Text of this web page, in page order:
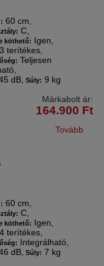
60 cm,
C,
köthető: Igen,
terítékes,
Teljesen
dB, Súly: 9 kg
Márkabolt ár:
164.900 Ft
Tovább
60 cm,
C,
köthető: Igen,
terítékes,
Integrálható,
dB, Súly: 7 kg